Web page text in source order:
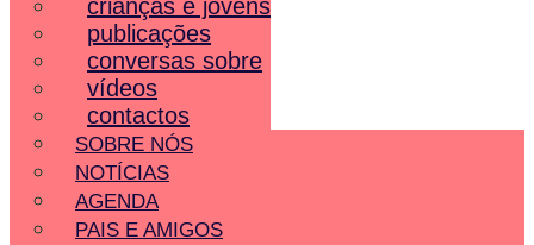
crianças e jovens
publicações
conversas sobre
vídeos
contactos
SOBRE NÓS
NOTÍCIAS
AGENDA
PAIS E AMIGOS